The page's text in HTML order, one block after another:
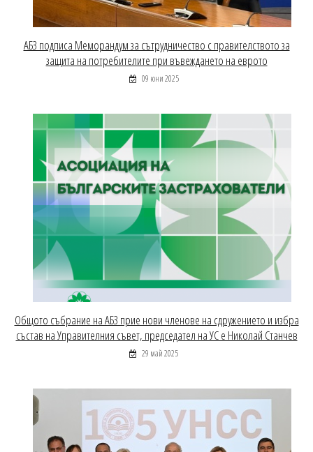
АБЗ подписа Меморандум за сътрудничество с правителството за
защита на потребителите при въвеждането на еврото
09 юни 2025
Общото събрание на АБЗ прие нови членове на сдружението и избра
състав на Управителния съвет, председател на УС е Николай Станчев
29 май 2025